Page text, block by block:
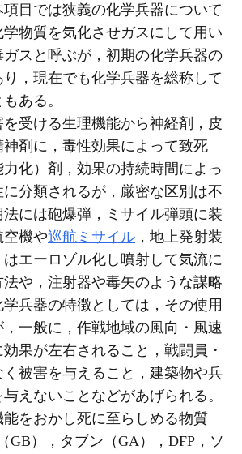
目では狭義の化学兵器について
物質を気化させガスにして用い
スと呼ぶが，初期の化学兵器の
，現在でも化学兵器を総称して
ある。
受ける生理機能から神経剤，皮
剤に，毒性効果によって致死
化）剤，効果の持続時間によっ
分類されるが，厳密な区別は不
には砲爆弾，ミサイル弾頭に装
機や巡航ミサイル ，地上発射装
エーロゾル化し噴射して気流に
や，注射器や毒矢のような謀略
兵器の特徴としては，その使用
一般に，作戦地域の風向・風速
果が左右されること，戦闘員・
被害を与えること，建築物や兵
えないことなどがあげられる。
をおかし死に至らしめる物質
GB），タブン（GA），DFP，ソ